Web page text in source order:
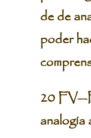
de de
poder
20